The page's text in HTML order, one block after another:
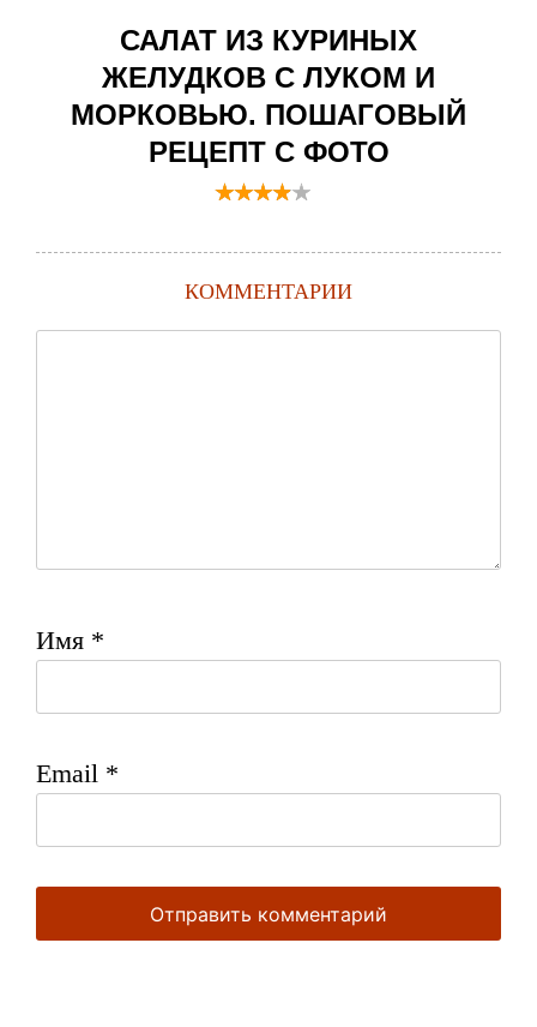
САЛАТ ИЗ КУРИНЫХ
ЖЕЛУДКОВ С ЛУКОМ И
МОРКОВЬЮ. ПОШАГОВЫЙ
РЕЦЕПТ С ФОТО
КОММЕНТАРИИ
Имя *
Email *